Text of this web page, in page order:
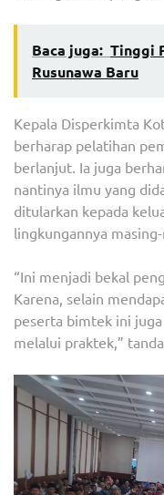
Baca juga: Tinggi
Rusunawa Baru
Kepala Disperkimta
berharap pelatihan
berlanjut. Ia juga
nantinya ilmu yang
ditularkan kepada
lingkungannya
“Ini menjadi bekal
Karena, selain
peserta bimtek ini
melalui praktek,”